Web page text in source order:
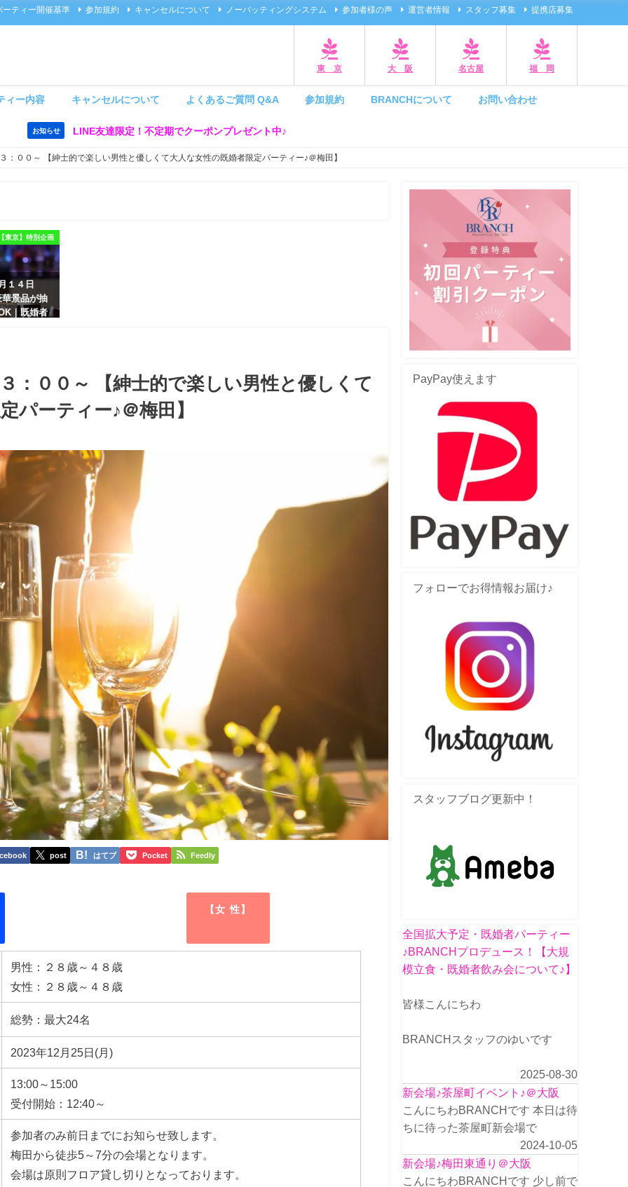
ーティー開催基準 参加規約 キャンセルについて ノーバッティングシステム 参加者様の声 運営者情報 スタッフ募集 提携店募集
東 京 大 阪 名古屋 福 岡
ィー内容 キャンセルについて よくあるご質問 Q&A 参加規約 BRANCHについて お問い合わせ
お知らせ LINE友達限定！不定期でクーポンプレゼント中♪
：００～ 【紳士的で楽しい男性と優しくて大人な女性の既婚者限定パーティー♪＠梅田】
東京】特別企画
１４日
景品が抽
｜既婚者
：００～ 【紳士的で楽しい男性と優しくて
パーティー♪＠梅田】
post はてブ Pocket Feedly
【女 性】
男性：２８歳～４８歳
女性：２８歳～４８歳
総勢：最大24名
2023年12月25日(月)
13:00～15:00
受付開始：12:40～
参加者のみ前日までにお知らせ致します。
梅田から徒歩5～7分の会場となります。
会場は原則フロア貸し切りとなっております。
PayPay使えます
フォローでお得情報お届け♪
スタッフブログ更新中！
全国拡大予定・既婚者パーティー
♪BRANCHプロデュース！【大規
模立食・既婚者飲み会について♪】
皆様こんにちわ
BRANCHスタッフのゆいです
2025-08-30
新会場♪茶屋町イベント♪＠大阪
こんにちわBRANCHです 本日は待
ちに待った茶屋町新会場で
2024-10-05
新会場♪梅田東通り＠大阪
こんにちわBRANCHです 少し前で